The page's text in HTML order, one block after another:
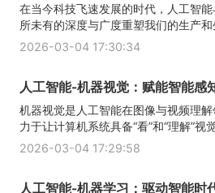
在当今科技飞速发展的时代，人工智
所未有的深度与广度重塑我们的生产
2026-03-04 17:30:34
人工智能-机器视觉：赋能智能感
机器视觉是人工智能在图像与视频理
力于让计算机系统具备“看”和“理解”视
2026-03-04 17:29:58
人工智能-机器学习：驱动智能时